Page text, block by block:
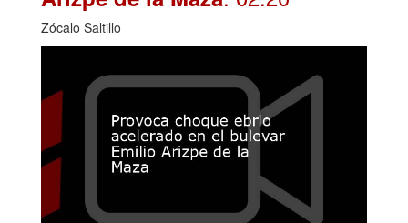
Zócalo Saltillo